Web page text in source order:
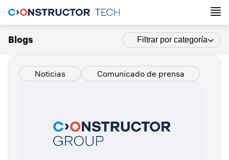
Blogs Filtrar por categoría
Noticias Comunicado de prensa